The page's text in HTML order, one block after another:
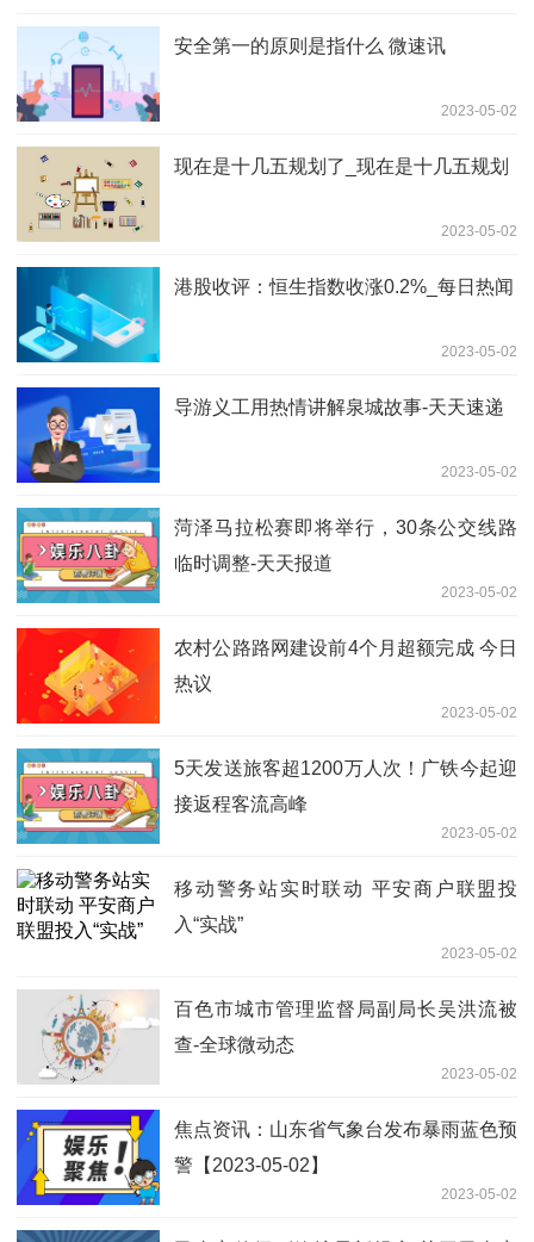
安全第一的原则是指什么 微速讯
2023-05-02
现在是十几五规划了_现在是十几五规划
2023-05-02
港股收评：恒生指数收涨0.2%_每日热闻
2023-05-02
导游义工用热情讲解泉城故事-天天速递
2023-05-02
菏泽马拉松赛即将举行，30条公交线路
临时调整-天天报道
2023-05-02
农村公路路网建设前4个月超额完成 今日
热议
2023-05-02
5天发送旅客超1200万人次！广铁今起迎
接返程客流高峰
2023-05-02
移动警务站实时联动 平安商户联盟投
入“实战”
2023-05-02
百色市城市管理监督局副局长吴洪流被
查-全球微动态
2023-05-02
焦点资讯：山东省气象台发布暴雨蓝色预
警【2023-05-02】
2023-05-02